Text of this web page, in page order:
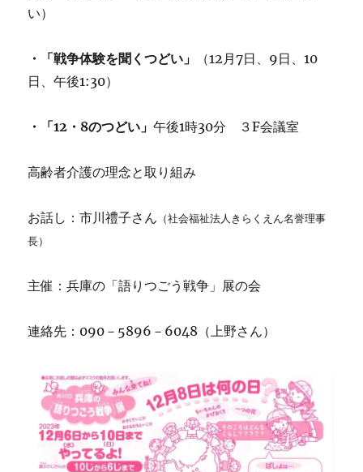
い）
・「戦争体験を聞くつどい」
（12月7日、9日、10
日、午後1:30）
・「12・8のつどい」午後1時30分 ３F会議室
高齢者介護の理念と取り組み
お話し：市川禮子さん （社会福祉法人きらくえん名誉理事
長）
主催：兵庫の「語りつごう戦争」展の会
連絡先：090－5896－6048（上野さん）